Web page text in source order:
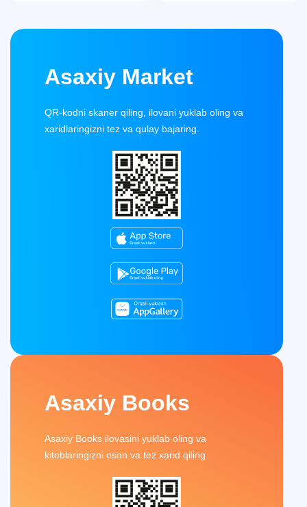
Asaxiy Market
QR-kodni skaner qiling, ilovani yuklab oling va
xaridlaringizni tez va qulay bajaring.
Asaxiy Books
Asaxiy Books ilovasini yuklab oling va
kitoblaringizni oson va tez xarid qiling.